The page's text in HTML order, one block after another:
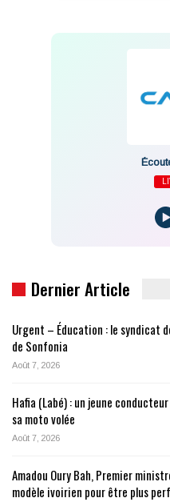
Dernier Article
Urgent – Éducation : le syndicat
de Sonfonia
Août 7, 2026
Hafia (Labé) : un jeune
sa moto volée
Août 7, 2026
Amadou Oury Bah, Premier
modèle ivoirien pour être plus